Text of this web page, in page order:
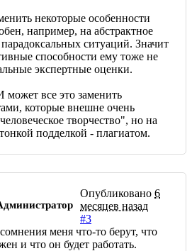
некоторые особенности
например, на абстрактное
ситуаций. Значит
способности ему тоже не
экспертные оценки.
все это заменить
которые внешне очень
творчество", но на
подделкой - плагиатом.
Опубликовано 6
месяцев назад
#3
меня что-то берут, что
и что он будет работать.